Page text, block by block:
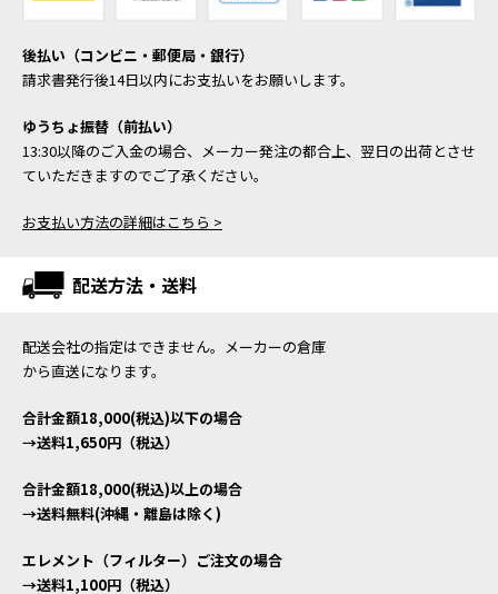
後払い（コンビニ・郵便局・銀行）
請求書発行後14日以内にお支払いをお願いします。
ゆうちょ振替（前払い）
13:30以降のご入金の場合、メーカー発注の都合上、翌日の出荷とさせ
ていただきますのでご了承ください。
お支払い方法の詳細はこちら >
配送方法・送料
配送会社の指定はできません。メーカーの倉庫
から直送になります。
合計金額18,000(税込)以下の場合
→送料1,650円（税込）
合計金額18,000(税込)以上の場合
→送料無料(沖縄・離島は除く)
エレメント（フィルター）ご注文の場合
→送料1,100円（税込）